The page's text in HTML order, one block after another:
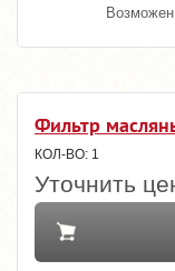
Фильтр
1
Уточнить